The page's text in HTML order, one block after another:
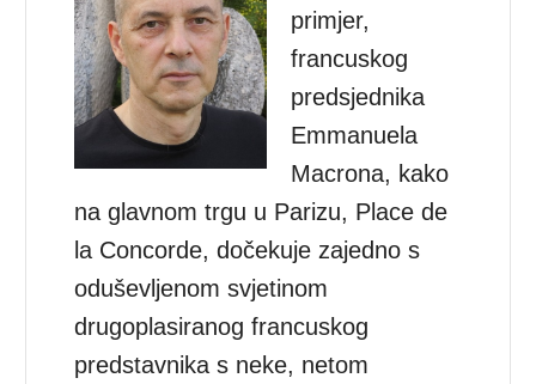
primjer,
francuskog
predsjednika
Emmanuela
Macrona, kako
na glavnom trgu u Parizu, Place de
la Concorde, dočekuje zajedno s
oduševljenom svjetinom
drugoplasiranog francuskog
predstavnika s neke, netom